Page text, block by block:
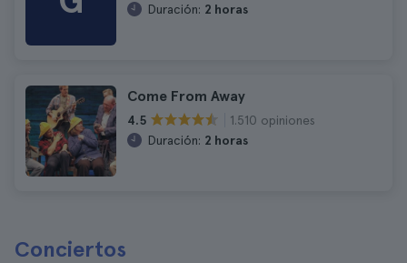
Duración: 2 horas
Come From Away
4.5
1.510 opiniones
Duración: 2 horas
Conciertos